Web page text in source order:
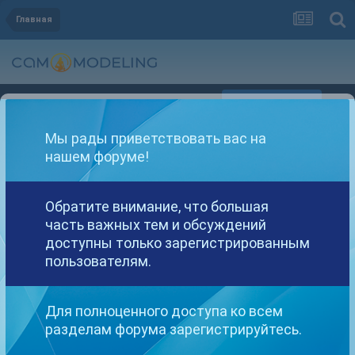
Главная
Уже зарегистрированы? Войти
Другие варианты поиска
Найдено: 1 результат
СОРТИРОВКА
Мы рады приветствовать вас на
нашем форуме!
Обратите внимание, что большая
часть важных тем и обсуждений
доступны только зарегистрированным
пользователям.
Для полноценного доступа ко всем
разделам форума зарегистрируйтесь.